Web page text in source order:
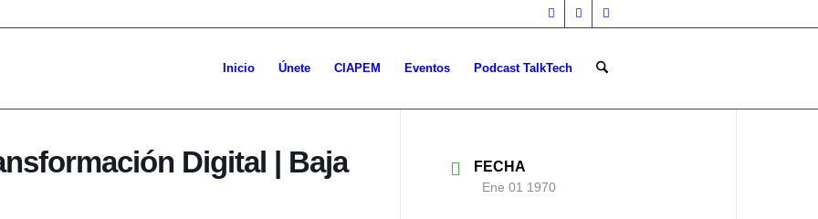
Inicio Únete CIAPEM Eventos Podcast TalkTech
Digital | Baja
FECHA
Ene 01 1970